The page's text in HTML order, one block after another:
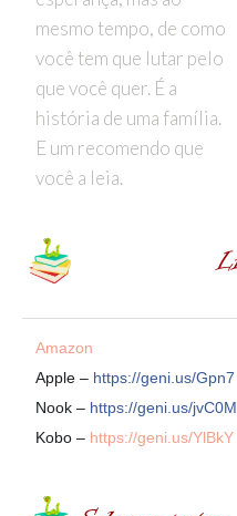
mesmo tempo, de como
você tem que lutar pelo
que você quer. É a
história de uma família.
E um recomendo que
você a leia.
Amazon
Apple – https://geni.us/Gpn7
Nook – https://geni.us/jvC0M
Kobo – https://geni.us/YlBkY